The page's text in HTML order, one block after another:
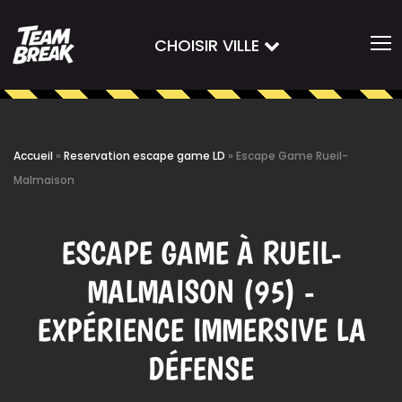
CHOISIR VILLE
Accueil » Reservation escape game LD » Escape Game Rueil-
Malmaison
ESCAPE GAME À RUEIL-
MALMAISON (95) -
EXPÉRIENCE IMMERSIVE LA
DÉFENSE